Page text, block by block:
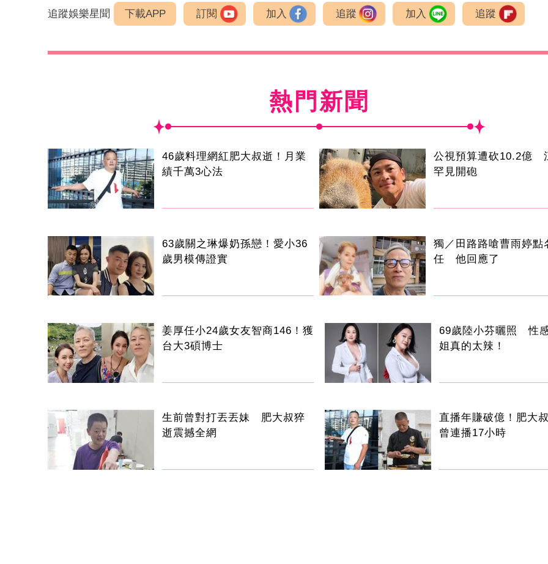
追蹤娛樂星聞 下載APP 訂閱 加入 追蹤 加入 追蹤
熱門新聞
46歲料理網紅肥大叔逝！月業
績千萬3心法
公視預算遭砍10.2億
罕見開砲
63歲關之琳爆奶孫戀！愛小36
歲男模傳證實
獨／田路路嗆曹雨婷點
任 他回應了
姜厚任小24歲女友智商146！獲
台大3碩博士
69歲陸小芬曬照 性
姐真的太辣！
生前曾對打丟丟妹 肥大叔猝
逝震撼全網
直播年賺破億！肥
曾連播17小時